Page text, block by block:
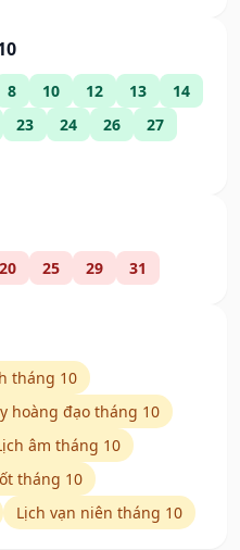
8 10 12 13
14
23 24 26
27
20 25 29 31
tháng 10
hoàng đạo tháng 10
âm tháng 10
tháng 10
Lịch vạn niên tháng 10